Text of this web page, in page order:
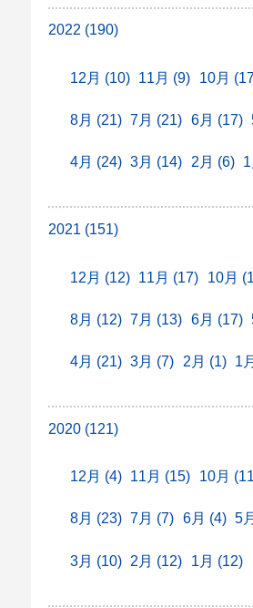
2022 (190)
12月 (10) 11月 (9) 10月
8月 (21) 7月 (21) 6月 (17)
4月 (24) 3月 (14) 2月 (6)
2021 (151)
12月 (12) 11月 (17) 10月
8月 (12) 7月 (13) 6月 (17)
4月 (21) 3月 (7) 2月 (1) 1
2020 (121)
12月 (4) 11月 (15) 10月
8月 (23) 7月 (7) 6月 (4) 5
3月 (10) 2月 (12) 1月 (12)